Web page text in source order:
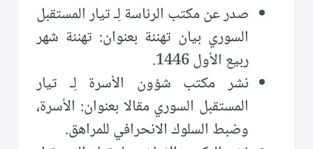
صدر عن مكتب الرئاسة لِـ تيار المستقبل
السوري بيان تهنئة بعنوان: تهنئة شهر
ربيع الأول 1446.
نشر مكتب شؤون الأسرة لِـ تيار
المستقبل السوري مقالا بعنوان: الأسرة،
وضبط السلوك الانحرافي للمراهق.